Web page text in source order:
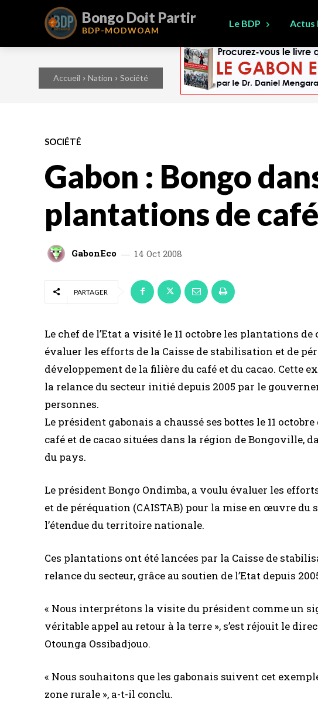
Bongo Doit Partir
BDP-MODWOAM
Le BDP Actus
Accueil Nation Société
SOCIÉTÉ
Gabon : Bongo
plantations de
GabonEco 14 Oct 2008
PARTAGER
Le chef de l’Etat a visité le 11 octobre les plantations
évaluer les efforts de la Caisse de stabilisation et de
développement de la filière du café et du cacao. Cette
la relance du secteur initié depuis 2005 par le
personnes.
Le président gabonais a chaussé ses bottes le 11
café et de cacao situées dans la région de Bongoville,
du pays.
Le président Bongo Ondimba, a voulu évaluer les
et de péréquation (CAISTAB) pour la mise en œuvre du
l’étendue du territoire nationale.
Ces plantations ont été lancées par la Caisse de
relance du secteur, grâce au soutien de l’Etat depuis
« Nous interprétons la visite du président comme un
véritable appel au retour à la terre », s’est réjouit le
Otounga Ossibadjouo.
« Nous souhaitons que les gabonais suivent cet
zone rurale », a-t-il conclu.